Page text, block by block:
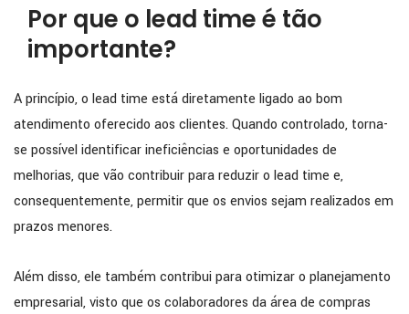
Por que o lead time é tão
importante?
A princípio, o lead time está diretamente ligado ao bom
atendimento oferecido aos clientes. Quando controlado, torna-
se possível identificar ineficiências e oportunidades de
melhorias, que vão contribuir para reduzir o lead time e,
consequentemente, permitir que os envios sejam realizados em
prazos menores.
Além disso, ele também contribui para otimizar o planejamento
empresarial, visto que os colaboradores da área de compras